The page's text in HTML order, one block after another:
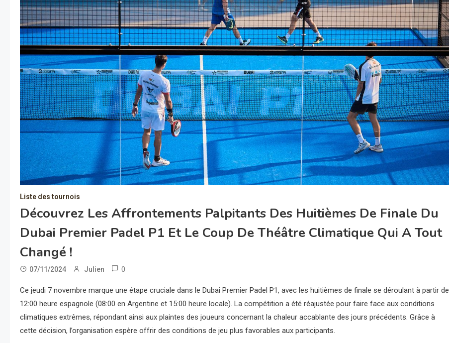
Liste des tournois
Découvrez Les Affrontements Palpitants Des Huitièmes De Finale Du
Dubai Premier Padel P1 Et Le Coup De Théâtre Climatique Qui A Tout
Changé !
07/11/2024 Julien 0
Ce jeudi 7 novembre marque une étape cruciale dans le Dubai Premier Padel P1, avec les huitièmes de finale se déroulant à partir de
12:00 heure espagnole (08:00 en Argentine et 15:00 heure locale). La compétition a été réajustée pour faire face aux conditions
climatiques extrêmes, répondant ainsi aux plaintes des joueurs concernant la chaleur accablante des jours précédents. Grâce à
cette décision, l’organisation espère offrir des conditions de jeu plus favorables aux participants.